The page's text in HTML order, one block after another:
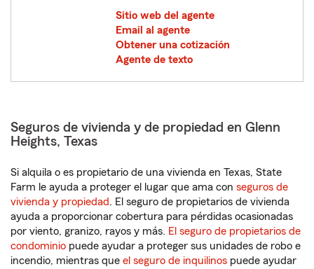
Sitio web del agente
Email al agente
Obtener una cotización
Agente de texto
Seguros de vivienda y de propiedad en Glenn
Heights, Texas
Si alquila o es propietario de una vivienda en Texas, State
Farm le ayuda a proteger el lugar que ama con seguros de
vivienda y propiedad. El seguro de propietarios de vivienda
ayuda a proporcionar cobertura para pérdidas ocasionadas
por viento, granizo, rayos y más. El seguro de propietarios de
condominio puede ayudar a proteger sus unidades de robo e
incendio, mientras que el seguro de inquilinos puede ayudar